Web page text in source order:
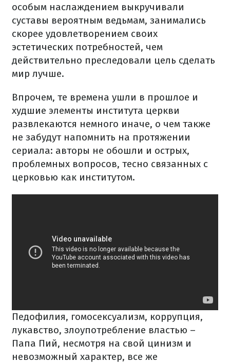
особым наслаждением выкручивали
суставы вероятным ведьмам, занимались
скорее удовлетворением своих
эстетических потребностей, чем
действительно преследовали цель сделать
мир лучше.
Впрочем, те времена ушли в прошлое и
худшие элементы института церкви
развлекаются немного иначе, о чем также
не забудут напомнить на протяжении
сериала: авторы не обошли и острых,
проблемных вопросов, тесно связанных с
церковью как институтом.
Педофилия, гомосексуализм, коррупция,
лукавство, злоупотребление властью –
Папа Пий, несмотря на свой цинизм и
невозможный характер, все же